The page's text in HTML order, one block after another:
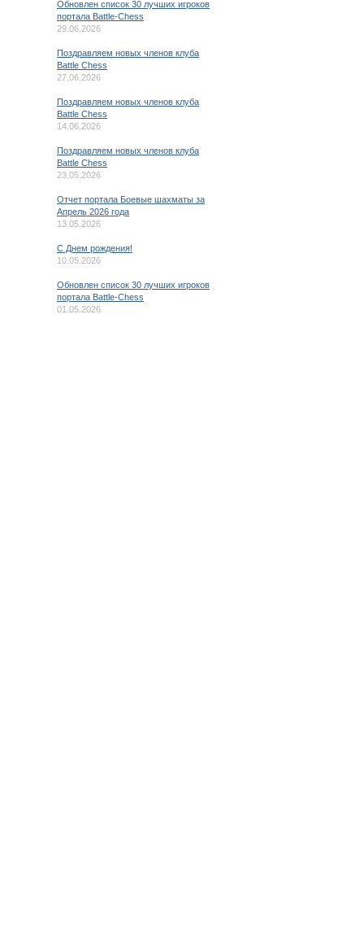
Обновлен список 30 лучших игроков
портала Battle-Chess
29.06.2026
Поздравляем новых членов клуба
Battle Chess
27.06.2026
Поздравляем новых членов клуба
Battle Chess
14.06.2026
Поздравляем новых членов клуба
Battle Chess
23.05.2026
Отчет портала Боевые шахматы за
Апрель 2026 года
13.05.2026
C Днем рождения!
10.05.2026
Обновлен список 30 лучших игроков
портала Battle-Chess
01.05.2026